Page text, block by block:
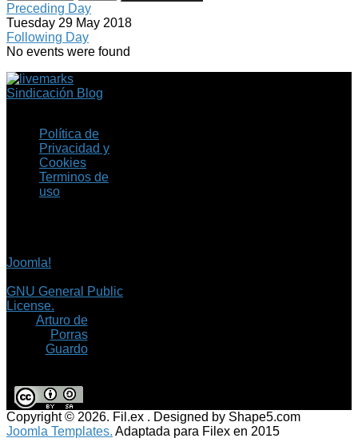
Preceding Day
Tuesday 29 May 2018
Following Day
No events were found
Sindicación Blog
Política de
Privacidad y
Cookies
Terminos de
uso
Joomla!
GNU General Public
License.
Arturo de
Porras
Guardo
Copyright © 2026. Fil.ex . Designed by Shape5.com
Joomla Templates. Adaptada para Filex en 2015